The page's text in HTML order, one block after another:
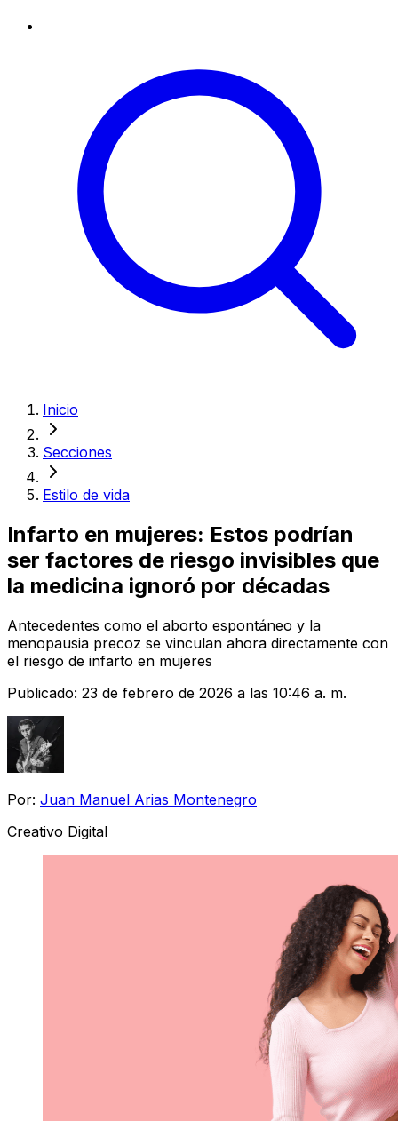
Inicio
Secciones
Estilo de vida
Infarto en mujeres: Estos podrían
ser factores de riesgo invisibles que
la medicina ignoró por décadas
Antecedentes como el aborto espontáneo y la
menopausia precoz se vinculan ahora directamente con
el riesgo de infarto en mujeres
Publicado: 23 de febrero de 2026 a las 10:46 a. m.
Por: Juan Manuel Arias Montenegro
Creativo Digital